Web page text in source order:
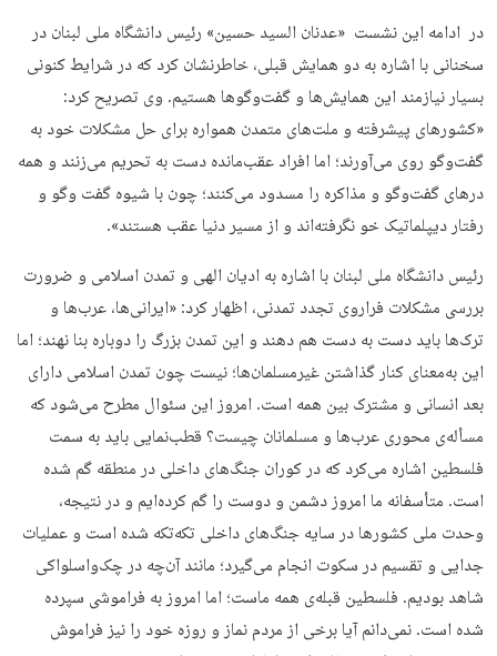
در ادامه اين نشست «عدنان السید حسین» رئیس دانشگاه ملی لبنان در
سخنانی با اشاره به دو همایش قبلی، خاطرنشان کرد که در شرایط کنونی
بسیار نیازمند این همایش‌ها و گفت‌وگوها هستیم. وی تصریح کرد:
«کشورهای پیشرفته و ملت‌های متمدن همواره برای حل مشکلات خود به
گفت‌وگو روی می‌آورند؛ اما افراد عقب‌مانده دست به تحریم می‌زنند و همه
درهای گفت‌وگو و مذاکره را مسدود می‌کنند؛ چون با شیوه گفت وگو و
رفتار دیپلماتیک خو نگرفته‌اند و از مسیر دنیا عقب هستند».
رئیس دانشگاه ملی لبنان با اشاره به ادیان الهی و تمدن اسلامی و ضرورت
بررسی مشکلات فراروی تجدد تمدنی، اظهار كرد: «ایرانی‌ها، عرب‌ها و
ترک‌ها باید دست به دست هم دهند و این تمدن بزرگ را دوباره بنا نهند؛ اما
این به‌معنای کنار گذاشتن غیرمسلمان‌ها؛ نیست چون تمدن اسلامی دارای
بعد انسانی و مشترک بین همه است. امروز این سئوال مطرح می‌شود که
مسأله‌ی محوری عرب‌ها و مسلمانان چیست؟ قطب‌نمایی باید به سمت
فلسطین اشاره می‌کرد که در کوران جنگ‌های داخلی در منطقه گم شده
است. متأسفانه ما امروز دشمن و دوست را گم کرده‌ایم و در نتیجه،
وحدت ملی کشورها در سایه جنگ‌های داخلی تکه‌تکه شده است و عملیات
جدایی و تقسیم در سکوت انجام می‌گیرد؛ مانند آن‌چه در چک‌و‌اسلواکی
شاهد بودیم. فلسطین قبله‌ی همه ماست؛ اما امروز به فراموشی سپرده
شده است. نمی‌دانم آیا برخی از مردم نماز و روزه خود را نیز فراموش